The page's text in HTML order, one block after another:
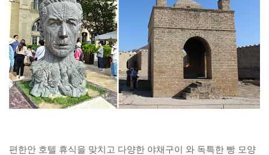
편한안 호텔 휴식을 맞치고 다양한 야채구이 와 독특한 빵 모양